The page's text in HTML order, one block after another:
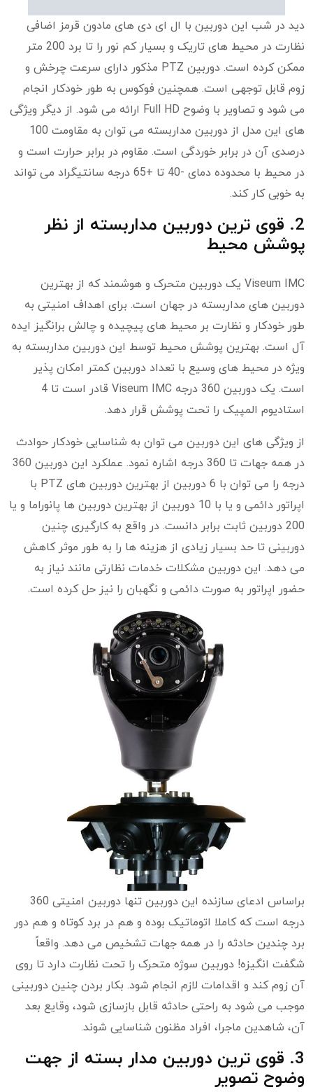
دید در شب این دوربین با ال ای دی های مادون قرمز اضافی
نظارت در محیط های تاریک و بسیار کم نور را تا برد 200 متر
ممکن کرده است. دوربین PTZ مذکور دارای سرعت چرخش و
زوم قابل توجهی است. همچنین فوکوس به طور خودکار انجام
می شود و تصاویر با وضوح Full HD ارائه می شود. از دیگر ویژگی
های این مدل از دوربین مداربسته می توان به مقاومت 100
درصدی آن در برابر خوردگی است. مقاوم در برابر حرارت است و
در محیط با محدوده دمای -40 تا +65 درجه سانتیگراد می تواند
به خوبی کار کند.
2. قوی ترین دوربین مداربسته از نظر
پوشش محیط
Viseum IMC یک دوربین متحرک و هوشمند که از بهترین
دوربین های مداربسته در جهان است. برای اهداف امنیتی به
طور خودکار و نظارت بر محیط های پیچیده و چالش برانگیز ایده
آل است. بهترین پوشش محیط توسط این دوربین مداربسته به
ویژه در محیط های وسیع با تعداد دوربین کمتر امکان پذیر
است. یک دوربین 360 درجه Viseum IMC قادر است تا 4
استادیوم المپیک را تحت پوشش قرار دهد.
از ویژگی های این دوربین می توان به شناسایی خودکار حوادث
در همه جهات تا 360 درجه اشاره نمود. عملکرد این دوربین 360
درجه را می توان با 6 دوربین از بهترین دوربین های PTZ با
اپراتور دائمی و یا با 10 دوربین از بهترین دوربین ها پانوراما و یا
200 دوربین ثابت برابر دانست. در واقع به کارگیری چنین
دوربینی تا حد بسیار زیادی از هزینه ها را به طور موثر کاهش
می دهد. این دوربین مشکلات خدمات نظارتی مانند نیاز به
حضور اپراتور به صورت دائمی و نگهبان را نیز حل کرده است.
براساس ادعای سازنده این دوربین تنها دوربین امنیتی 360
درجه است که کاملا اتوماتیک بوده و هم در برد کوتاه و هم دور
برد چندین حادثه را در همه جهات تشخیص می دهد. واقعاً
شگفت انگیزه! دوربین سوژه متحرک را تحت نظارت دارد تا روی
آن زوم کند و اقدامات لازم انجام شود. بکار بردن چنین دوربینی
موجب می شود به راحتی حادثه قابل بازسازی شود، وقایع بعد
آن، شاهدین ماجرا، افراد مظنون شناسایی شوند.
3. قوی ترین دوربین مدار بسته از جهت
وضوح تصویر